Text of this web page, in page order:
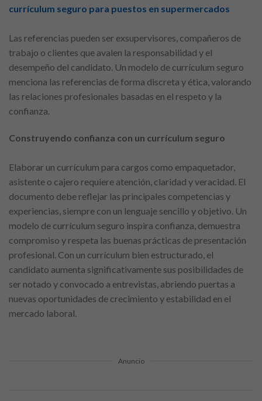
currículum seguro para puestos en supermercados
Las referencias pueden ser exsupervisores, compañeros de
trabajo o clientes que avalen la responsabilidad y el
desempeño del candidato. Un modelo de currículum seguro
menciona las referencias de forma discreta y ética, valorando
las relaciones profesionales basadas en el respeto y la
confianza.
Construyendo confianza con un currículum seguro
Elaborar un currículum para cargos como empaquetador,
asistente o cajero requiere atención, claridad y veracidad. El
documento debe reflejar las principales competencias y
experiencias, siempre con un lenguaje sencillo y objetivo. Un
modelo de currículum seguro inspira confianza, demuestra
compromiso y respeta las buenas prácticas de presentación
profesional. Con un currículum bien estructurado, el
candidato aumenta significativamente sus posibilidades de
ser notado y convocado a entrevistas, abriendo puertas a
nuevas oportunidades de crecimiento y estabilidad en el
mercado laboral.
Anuncio